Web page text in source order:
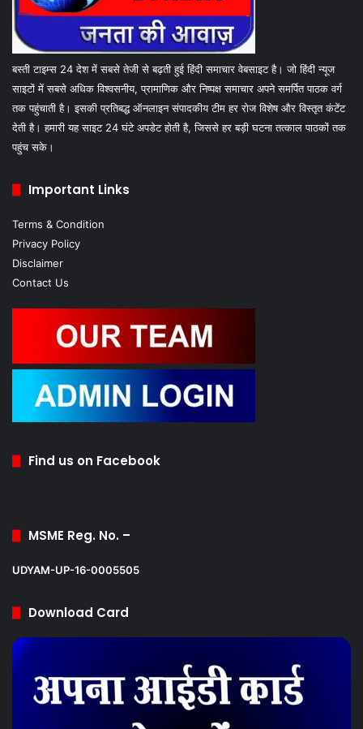
बस्ती टाइम्स 24 देश में सबसे तेजी से बढ़ती हुई हिंदी समाचार वेबसाइट है। जो हिंदी न्यूज
साइटों में सबसे अधिक विश्वसनीय, प्रामाणिक और निष्पक्ष समाचार अपने समर्पित पाठक वर्ग
तक पहुंचाती है। इसकी प्रतिबद्ध ऑनलाइन संपादकीय टीम हर रोज विशेष और विस्तृत कंटेंट
देती है। हमारी यह साइट 24 घंटे अपडेट होती है, जिससे हर बड़ी घटना तत्काल पाठकों तक
पहुंच सके।
Important Links
Terms & Condition
Privacy Policy
Disclaimer
Contact Us
Find us on Facebook
MSME Reg. No. –
UDYAM-UP-16-0005505
Download Card